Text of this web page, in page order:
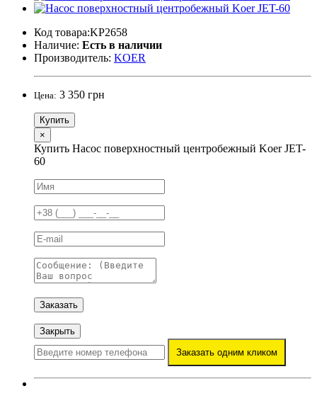
Код товара:KP2658
Наличие: Есть в наличии
Производитель: KOER
Цена: 3 350 грн
Купить
×
Купить Насос поверхностный центробежный Koer JET-
60
Заказать
Закрыть
Заказать одним кликом